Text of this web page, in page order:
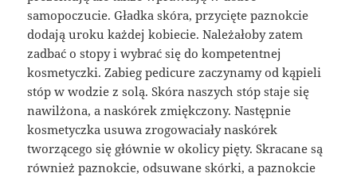
samopoczucie. Gładka skóra, przycięte paznokcie
dodają uroku każdej kobiecie. Należałoby zatem
zadbać o stopy i wybrać się do kompetentnej
kosmetyczki. Zabieg pedicure zaczynamy od kąpieli
stóp w wodzie z solą. Skóra naszych stóp staje się
nawilżona, a naskórek zmiękczony. Następnie
kosmetyczka usuwa zrogowaciały naskórek
tworzącego się głównie w okolicy pięty. Skracane są
również paznokcie, odsuwane skórki, a paznokcie